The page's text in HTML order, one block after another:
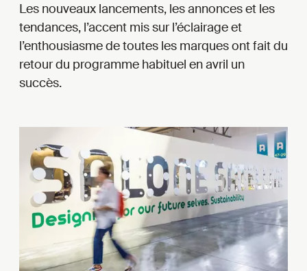
Les nouveaux lancements, les annonces et les
tendances, l’accent mis sur l’éclairage et
l’enthousiasme de toutes les marques ont fait du
retour du programme habituel en avril un
succès.